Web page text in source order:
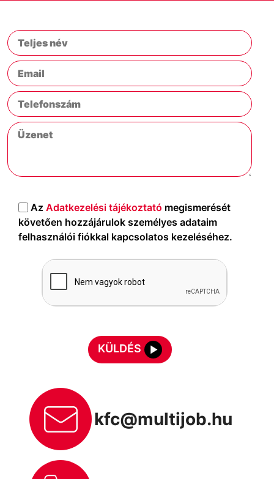
Az Adatkezelési tájékoztató megismerését
követően hozzájárulok személyes adataim
felhasználói fiókkal kapcsolatos kezeléséhez.
KÜLDÉS
kfc@multijob.hu